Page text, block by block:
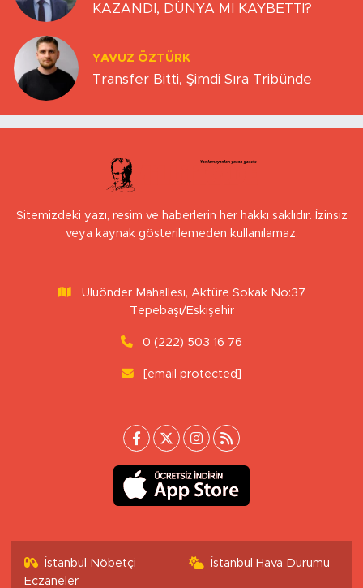
KAZANDI, DÜNYA MI KAYBETTİ?
YAVUZ ÖZTÜRK
Transfer Bitti, Şimdi Sıra Tribünde
Sitemizdeki yazı, resim ve haberlerin her hakkı saklıdır. İzinsiz
veya kaynak gösterilemeden kullanılamaz.
Uluönder Mahallesi, Aktüre Sokak No:37
Tepebaşı/Eskişehir
0 (222) 503 16 76
[email protected]
İstanbul Nöbetçi
Eczaneler
İstanbul Hava Durumu